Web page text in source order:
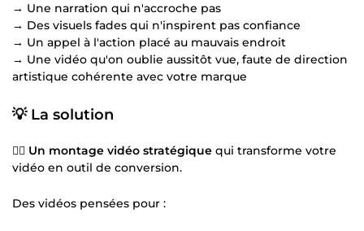
→ Une narration qui n'accroche pas
→ Des visuels fades qui n'inspirent pas confiance
→ Un appel à l'action placé au mauvais endroit
→ Une vidéo qu'on oublie aussitôt vue, faute de direction
artistique cohérente avec votre marque
💡 La solution
👉🏻 Un montage vidéo stratégique qui transforme votre
vidéo en outil de conversion.
Des vidéos pensées pour :